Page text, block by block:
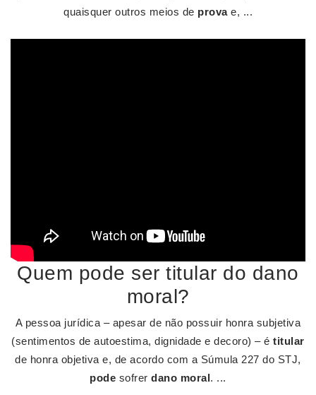
quaisquer outros meios de provae, ...
Quem pode ser titular do dano
moral?
A pessoa jurídica – apesar de não possuir honra subjetiva
(sentimentos de autoestima, dignidade e decoro) – étitular
de honra objetiva e, de acordo com a Súmula 227 do STJ,
pode sofrerdano moral. ...